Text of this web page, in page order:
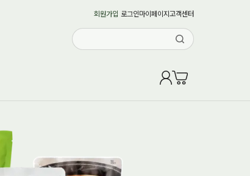
회원가입 로그인마이페이지 고객센터